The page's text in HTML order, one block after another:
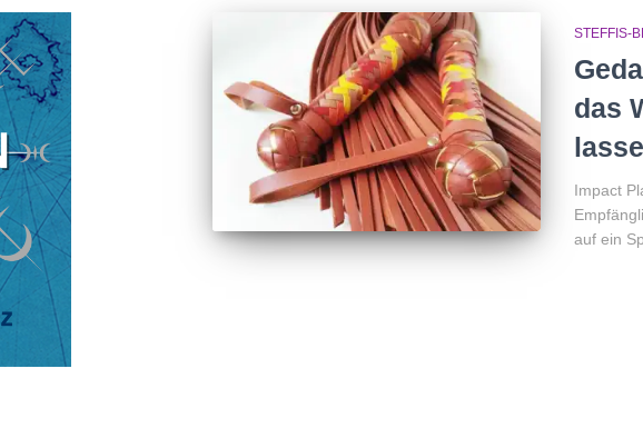
STEFFIS-
das
Impact
auf ein